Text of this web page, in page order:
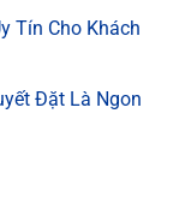
Tín Cho Khách
Đặt Là Ngon